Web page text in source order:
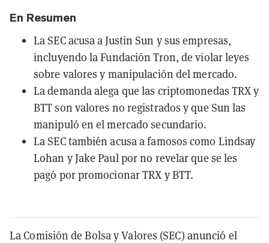
En Resumen
La SEC acusa a Justin Sun y sus empresas,
incluyendo la Fundación Tron, de violar leyes
sobre valores y manipulación del mercado.
La demanda alega que las criptomonedas TRX y
BTT son valores no registrados y que Sun las
manipuló en el mercado secundario.
La SEC también acusa a famosos como Lindsay
Lohan y Jake Paul por no revelar que se les
pagó por promocionar TRX y BTT.
La Comisión de Bolsa y Valores (SEC) anunció el